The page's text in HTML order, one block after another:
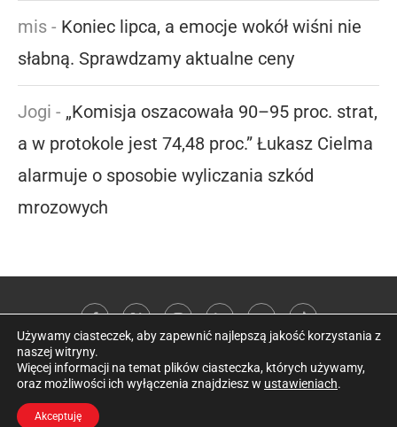
mis - Koniec lipca, a emocje wokół wiśni nie
słabną. Sprawdzamy aktualne ceny
Jogi - „Komisja oszacowała 90–95 proc. strat,
a w protokole jest 74,48 proc.” Łukasz Cielma
alarmuje o sposobie wyliczania szkód
mrozowych
@2026 Kobieta w sadzie
Używamy ciasteczek, aby zapewnić najlepszą jakość korzystania z
naszej witryny.
Więcej informacji na temat plików ciasteczka, których używamy,
oraz możliwości ich wyłączenia znajdziesz w ustawieniach.
Akceptuję